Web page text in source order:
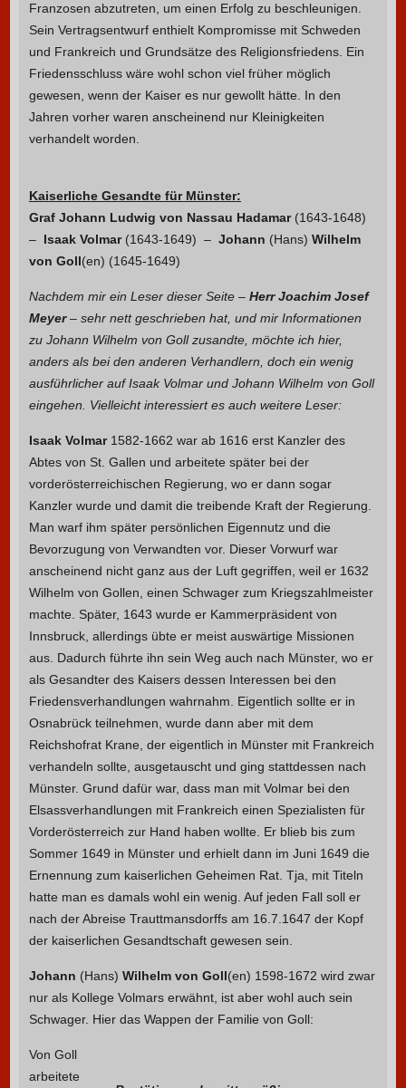
Franzosen abzutreten, um einen Erfolg zu beschleunigen.
Sein Vertragsentwurf enthielt Kompromisse mit Schweden
und Frankreich und Grundsätze des Religionsfriedens. Ein
Friedensschluss wäre wohl schon viel früher möglich
gewesen, wenn der Kaiser es nur gewollt hätte. In den
Jahren vorher waren anscheinend nur Kleinigkeiten
verhandelt worden.
Kaiserliche Gesandte für Münster:
Graf Johann Ludwig von Nassau Hadamar(1643-1648)
– Isaak Volmar(1643-1649) – Johann (Hans) Wilhelm
von Goll(en) (1645-1649)
Nachdem mir ein Leser dieser Seite – Herr Joachim Josef
Meyer– sehr nett geschrieben hat, und mir Informationen
zu Johann Wilhelm von Goll zusandte, möchte ich hier,
anders als bei den anderen Verhandlern, doch ein wenig
ausführlicher auf Isaak Volmar und Johann Wilhelm von Goll
eingehen. Vielleicht interessiert es auch weitere Leser:
Isaak Volmar1582-1662 war ab 1616 erst Kanzler des
Abtes von St. Gallen und arbeitete später bei der
vorderösterreichischen Regierung, wo er dann sogar
Kanzler wurde und damit die treibende Kraft der Regierung.
Man warf ihm später persönlichen Eigennutz und die
Bevorzugung von Verwandten vor. Dieser Vorwurf war
anscheinend nicht ganz aus der Luft gegriffen, weil er 1632
Wilhelm von Gollen, einen Schwager zum Kriegszahlmeister
machte. Später, 1643 wurde er Kammerpräsident von
Innsbruck, allerdings übte er meist auswärtige Missionen
aus. Dadurch führte ihn sein Weg auch nach Münster, wo er
als Gesandter des Kaisers dessen Interessen bei den
Friedensverhandlungen wahrnahm. Eigentlich sollte er in
Osnabrück teilnehmen, wurde dann aber mit dem
Reichshofrat Krane, der eigentlich in Münster mit Frankreich
verhandeln sollte, ausgetauscht und ging stattdessen nach
Münster. Grund dafür war, dass man mit Volmar bei den
Elsassverhandlungen mit Frankreich einen Spezialisten für
Vorderösterreich zur Hand haben wollte. Er blieb bis zum
Sommer 1649 in Münster und erhielt dann im Juni 1649 die
Ernennung zum kaiserlichen Geheimen Rat. Tja, mit Titeln
hatte man es damals wohl ein wenig. Auf jeden Fall soll er
nach der Abreise Trauttmansdorffs am 16.7.1647 der Kopf
der kaiserlichen Gesandtschaft gewesen sein.
Johann (Hans) Wilhelm von Goll(en) 1598-1672 wird zwar
nur als Kollege Volmars erwähnt, ist aber wohl auch sein
Schwager. Hier das Wappen der Familie von Goll:
Von Goll
arbeitete